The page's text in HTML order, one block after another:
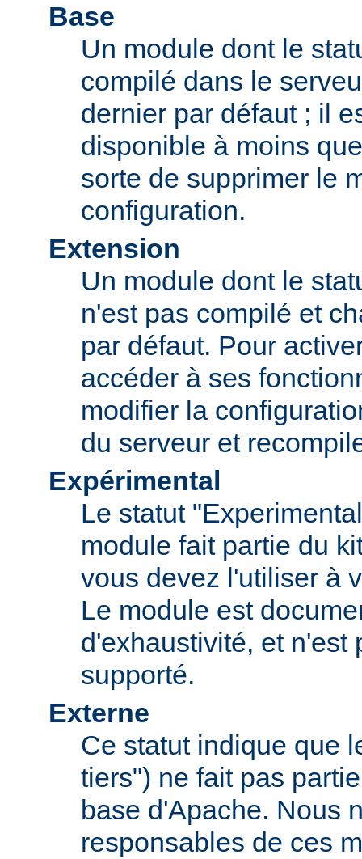
Base
Un module dont le
compilé dans le
dernier par défaut ; il
disponible à moins
sorte de supprimer le
configuration.
Extension
Un module dont le
n'est pas compilé et
par défaut. Pour
accéder à ses
modifier la
du serveur et
Expérimental
Le statut
module fait partie du
vous devez l'utiliser à
Le module est
d'exhaustivité, et n'est
supporté.
Externe
Ce statut indique que
tiers") ne fait pas
base d'Apache. Nous
responsables de ces